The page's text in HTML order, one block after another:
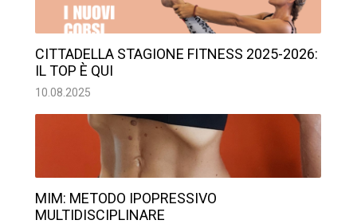
CITTADELLA STAGIONE FITNESS 2025-2026:
IL TOP È QUI
10.08.2025
MIM: METODO IPOPRESSIVO
MULTIDISCIPLINARE